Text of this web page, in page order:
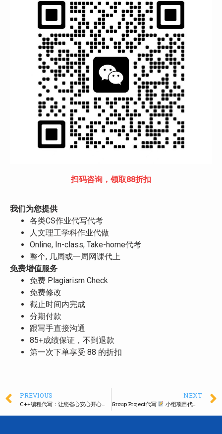
扫码咨询，领取88折扣
我们为您提供
各类CS作业代写代考
人文理工学科作业代做
Online, In-class, Take-home代考
整个, 几周或一周网课代上
免费增值服务
免费 Plagiarism Check
免费修改
截止时间内完成
分期付款
跟写手直接沟通
85+成绩保证，不到退款
第一次下单享受 88 的折扣
PREVIOUS NEXT
Group Project代写 小组项目代写，学术项目代做